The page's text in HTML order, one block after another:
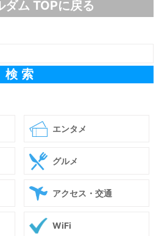
ダム TOPに戻る
エンタメ
グルメ
アクセス・交通
WiFi